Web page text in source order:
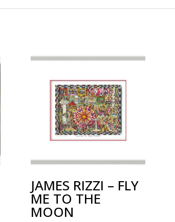
JAMES RIZZI – FLY
ME TO THE
MOON